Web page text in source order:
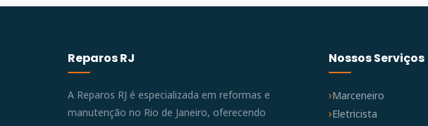
Reparos RJ
A Reparos RJ é especializada em reformas e
manutenção no Rio de Janeiro, oferecendo
Nossos Serviços
Marceneiro
Eletricista